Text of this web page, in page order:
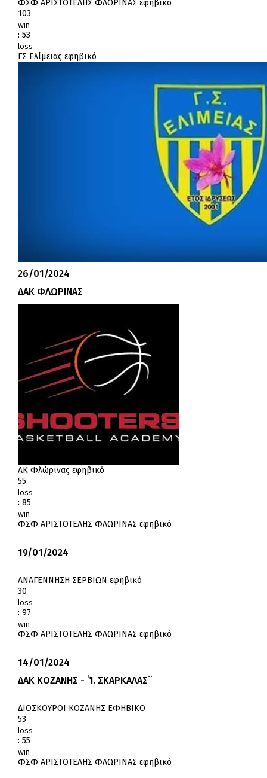
ΦΣΦ ΑΡΙΣΤΟΤΕΛΗΣ ΦΛΩΡΙΝΑΣ εφηβικό
103
win
: 53
loss
ΓΣ Ελίμειας εφηβικό
26/01/2024
ΔΑΚ ΦΛΩΡΙΝΑΣ
ΑΚ Φλώρινας εφηβικό
55
loss
: 85
win
ΦΣΦ ΑΡΙΣΤΟΤΕΛΗΣ ΦΛΩΡΙΝΑΣ εφηβικό
19/01/2024
ΑΝΑΓΕΝΝΗΣΗ ΣΕΡΒΙΩΝ εφηβικό
30
loss
: 97
win
ΦΣΦ ΑΡΙΣΤΟΤΕΛΗΣ ΦΛΩΡΙΝΑΣ εφηβικό
14/01/2024
ΔΑΚ ΚΟΖΑΝΗΣ - ΄Ί. ΣΚΑΡΚΑΛΑΣ¨
ΔΙΟΣΚΟΥΡΟΙ ΚΟΖΑΝΗΣ ΕΦΗΒΙΚΟ
53
loss
: 55
win
ΦΣΦ ΑΡΙΣΤΟΤΕΛΗΣ ΦΛΩΡΙΝΑΣ εφηβικό